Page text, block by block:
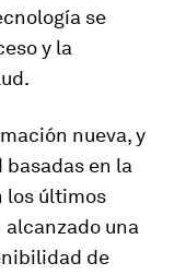
se
y la
nueva, y
en la
los últimos
alcanzado una
de